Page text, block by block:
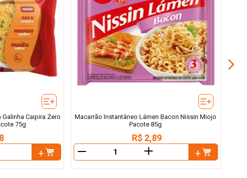
Caipira Zero
75g
Macarrão Instantâneo Lámen Bacon Nissin Miojo
Pacote 85g
R$ 2,89
＋